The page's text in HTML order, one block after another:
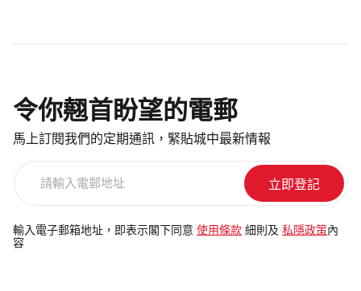
令你翹首盼望的電郵
馬上訂閱我們的定期通訊，緊貼城中最新情報
電
郵
輸入電子郵箱地址，即表示閣下同意 使用條款 細則及 私隱政策 內
容